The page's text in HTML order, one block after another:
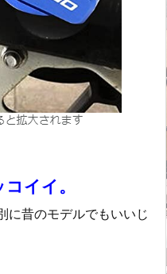
イイ。
に昔のモデルでもいいじ